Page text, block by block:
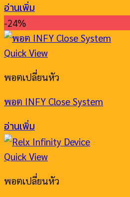
อ่านเพิ่ม
-24%
Quick View
พอตเปลี่ยนหัว
พอต INFY Close System
อ่านเพิ่ม
Quick View
พอตเปลี่ยนหัว